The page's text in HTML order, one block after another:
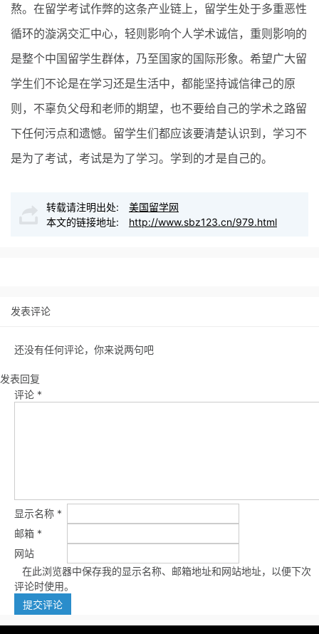
熬。在留学考试作弊的这条产业链上，留学生处于多重恶性
循环的漩涡交汇中心，轻则影响个人学术诚信，重则影响的
是整个中国留学生群体，乃至国家的国际形象。希望广大留
学生们不论是在学习还是生活中，都能坚持诚信律己的原
则，不辜负父母和老师的期望，也不要给自己的学术之路留
下任何污点和遗憾。留学生们都应该要清楚认识到，学习不
是为了考试，考试是为了学习。学到的才是自己的。
转载请注明出处:
美国留学网
本文的链接地址:
http://www.sbz123.cn/979.html
发表评论
还没有任何评论，你来说两句吧
发表回复
评论 *
显示名称 *
邮箱 *
网站
在此浏览器中保存我的显示名称、邮箱地址和网站地址，以便下次
评论时使用。